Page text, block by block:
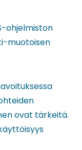
ohjelmiston
muotoisen
ovat tärkeitä.